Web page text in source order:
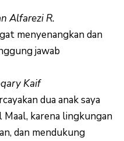
Alfarezi R.
menyenangkan dan
jawab
Kaif
dua anak saya
karena lingkungan
dan mendukung